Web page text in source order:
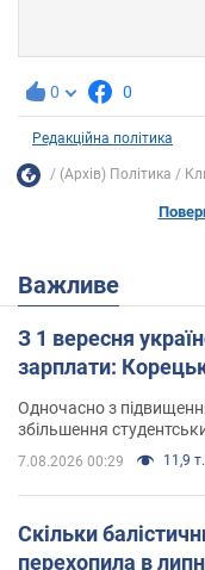
0 0
Редакційна політика
(Архів) Політика
Важливе
З 1 вересня
зарплати:
Одночасно з
збільшення
7.08.2026 00:29 11,9 т.
Скільки
перехопила в